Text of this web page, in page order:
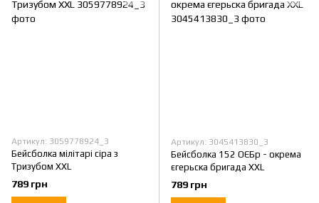
Артикул: 3059778924_3
Бейсболка мілітарі сіра з
Тризубом XXL
789 грн
Артикул: 3045413830_3
Бейсболка 152 ОЄБр - окрема
єгерьска бригада XXL
789 грн